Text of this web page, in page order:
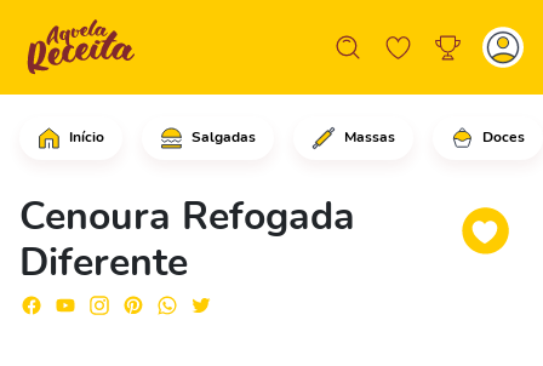
Início Salgadas Massas Doces
Cenoura Refogada
Diferente
Pique as cenouras em rodelas e as